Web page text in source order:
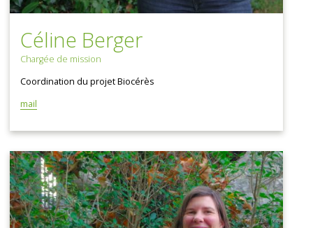
Céline Berger
Chargée de mission
Coordination du projet Biocérès
mail